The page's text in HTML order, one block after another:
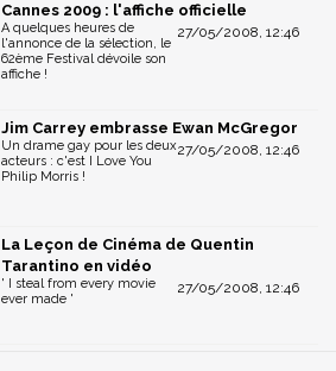
Cannes 2009 : l'affiche officielle
27/05/2008, 12:46
A quelques heures de
l'annonce de la sélection, le
62ème Festival dévoile son
affiche !
Jim Carrey embrasse Ewan McGregor
27/05/2008, 12:46
Un drame gay pour les deux
acteurs : c'est I Love You
Philip Morris !
La Leçon de Cinéma de Quentin
Tarantino en vidéo
27/05/2008, 12:46
' I steal from every movie
ever made '